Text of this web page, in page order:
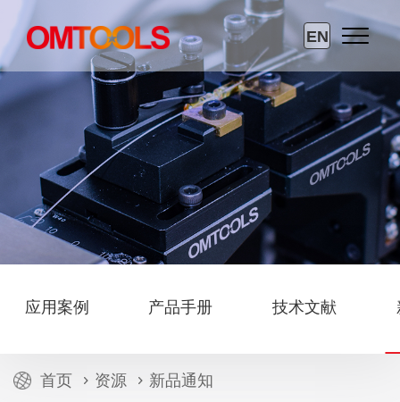
EN
应用案例 产品手册 技术文献
首页 资源 新品通知